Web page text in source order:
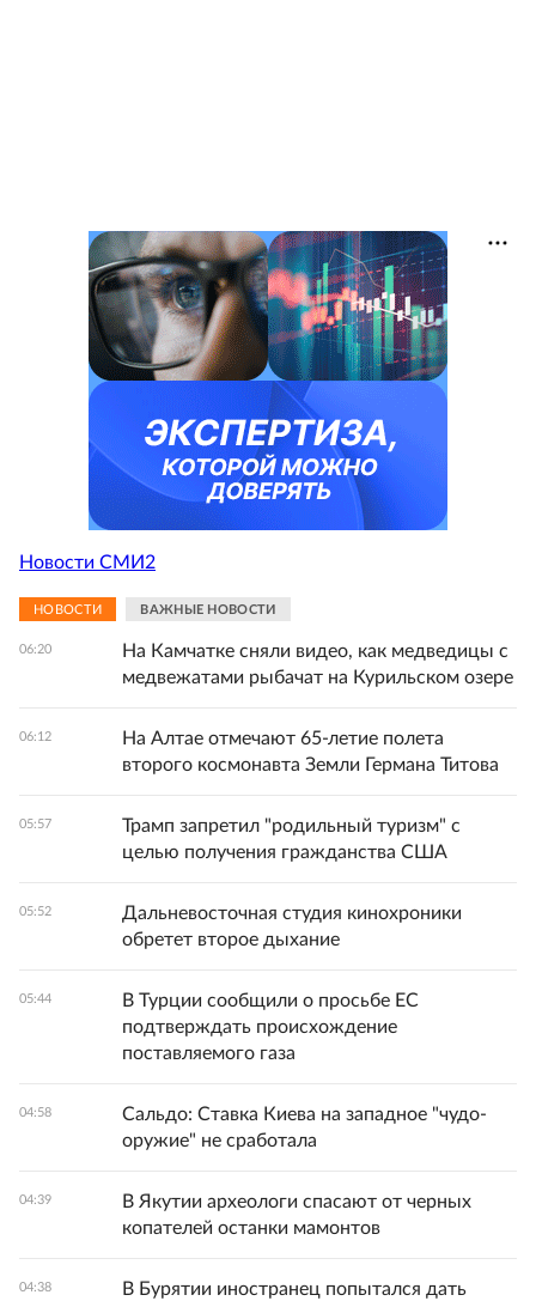
Новости СМИ2
НОВОСТИ ВАЖНЫЕ НОВОСТИ
06:20
На Камчатке сняли видео, как медведицы с
медвежатами рыбачат на Курильском озере
06:12
На Алтае отмечают 65-летие полета
второго космонавта Земли Германа Титова
05:57
Трамп запретил "родильный туризм" с
целью получения гражданства США
05:52
Дальневосточная студия кинохроники
обретет второе дыхание
05:44
В Турции сообщили о просьбе ЕС
подтверждать происхождение
поставляемого газа
04:58
Сальдо: Ставка Киева на западное "чудо-
оружие" не сработала
04:39
В Якутии археологи спасают от черных
копателей останки мамонтов
04:38
В Бурятии иностранец попытался дать